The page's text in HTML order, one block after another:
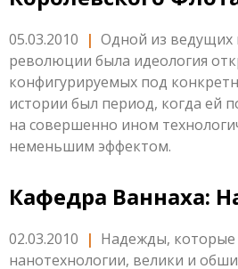
05.03.2010 | Одной из ведущих
революции была идеология
конфигурируемых под
истории был период, когда ей
на совершенно ином
неменьшим эффектом.
Кафедра Ваннаха:
02.03.2010 | Надежды, которые
нанотехнологии, велики и